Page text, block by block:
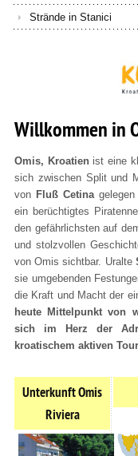
Strände in Stanici
Willkommen in
Omis, Kroatienist eine
sich zwischen Split und
von Fluß Cetina
ein berüchtigtes
den gefährlichsten auf
und stolzvollen
von Omis sichtbar. Uralte
sie umgebenden
die Kraft und Macht der
heute Mittelpunkt von
sich im Herz der
kroatischem aktiven
Unterkunft Omis
Riviera